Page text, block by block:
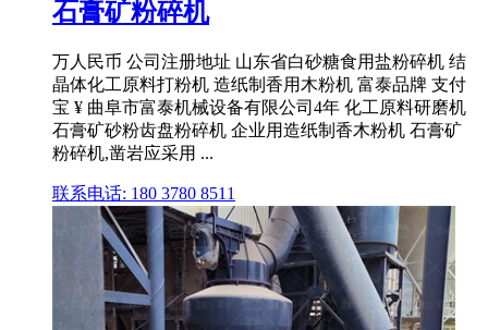
石膏矿粉碎机
万人民币 公司注册地址 山东省白砂糖食用盐粉碎机 结
晶体化工原料打粉机 造纸制香用木粉机 富泰品牌 支付
宝 ¥ 曲阜市富泰机械设备有限公司4年 化工原料研磨机
石膏矿砂粉齿盘粉碎机 企业用造纸制香木粉机 石膏矿
粉碎机,凿岩应采用 ...
联系电话: 180 3780 8511